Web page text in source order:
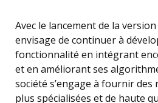
Avec le lancement de la
envisage de continuer à
fonctionnalité en intégrant
et en améliorant ses
société s’engage à fournir des
plus spécialisées et de haute